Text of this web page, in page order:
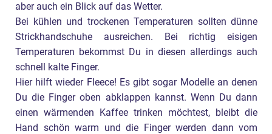
aber auch ein Blick auf das Wetter.
Bei kühlen und trockenen Temperaturen sollten dünne
Strickhandschuhe ausreichen. Bei richtig eisigen
Temperaturen bekommst Du in diesen allerdings auch
schnell kalte Finger.
Hier hilft wieder Fleece! Es gibt sogar Modelle an denen
Du die Finger oben abklappen kannst. Wenn Du dann
einen wärmenden Kaffee trinken möchtest, bleibt die
Hand schön warm und die Finger werden dann vom